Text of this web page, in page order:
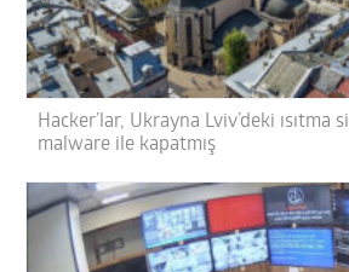
Hacker’lar, Ukrayna Lviv’deki ısıtma
malware ile kapatmış